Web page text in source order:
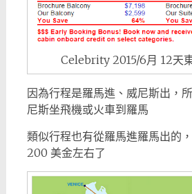
Celebrity 2015/6月 12天
因為行程是羅馬進、威尼斯出，
尼斯坐飛機或火車到羅馬
類似行程也有從羅馬進羅馬出的
200 美金左右了